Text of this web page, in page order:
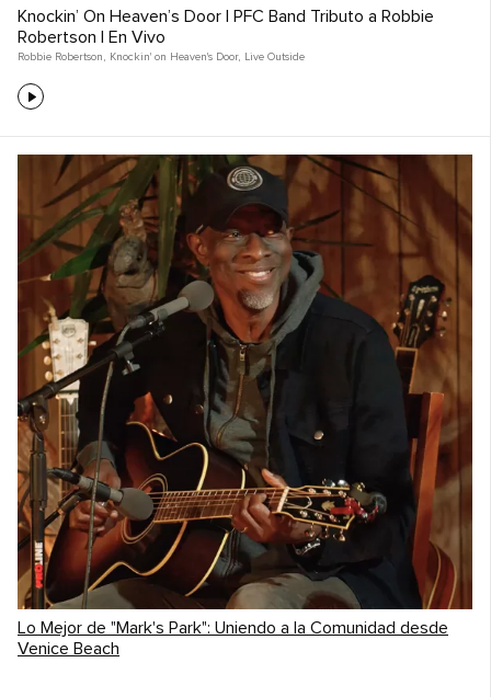
Knockin’ On Heaven’s Door | PFC Band Tributo a Robbie
Robertson | En Vivo
Robbie Robertson , Knockin' on Heaven's Door, Live Outside
Lo Mejor de "Mark's Park": Uniendo a la Comunidad desde
Venice Beach